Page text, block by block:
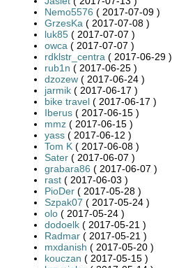
Nemo5576 ( 2017-07-09 )
GrzesKa ( 2017-07-08 )
luk85 ( 2017-07-07 )
owca ( 2017-07-07 )
rdklstr_centra ( 2017-06-29 )
rub1n ( 2017-06-25 )
dzozew ( 2017-06-24 )
jarmik ( 2017-06-17 )
bike travel ( 2017-06-17 )
Iberus ( 2017-06-15 )
mmz ( 2017-06-15 )
yass ( 2017-06-12 )
Tom K ( 2017-06-08 )
Sater ( 2017-06-07 )
grabara86 ( 2017-06-07 )
rast ( 2017-06-03 )
PioDer ( 2017-05-28 )
Szpak07 ( 2017-05-24 )
olo ( 2017-05-24 )
dodoelk ( 2017-05-21 )
Radmar ( 2017-05-21 )
mxdanish ( 2017-05-20 )
kouczan ( 2017-05-15 )